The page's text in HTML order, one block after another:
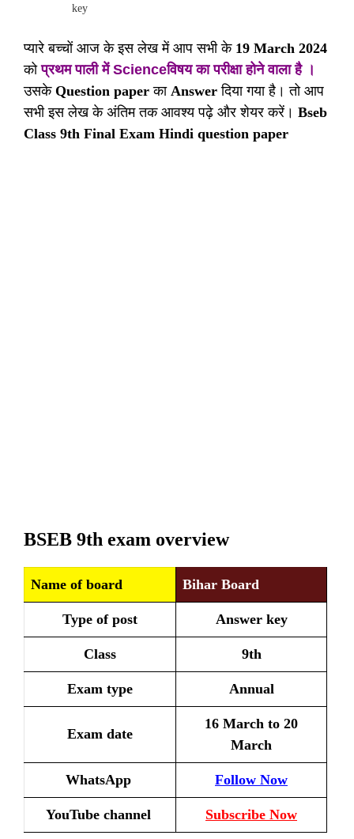
key
प्यारे बच्चों आज के इस लेख में आप सभी के 19 March 2024
कोप्रथम पाली में Scienceविषय का परीक्षा होने वाला है ।
उसके Question paper का Answer दिया गया है। तो आप
सभी इस लेख के अंतिम तक आवश्य पढ़े और शेयर करें। Bseb
Class 9th Final Exam Hindi question paper
BSEB 9th exam overview
Name of board Bihar Board
Type of post Answer key
Class 9th
Exam type Annual
Exam date
16 March to 20
March
WhatsApp Follow Now
YouTube channel Subscribe Now